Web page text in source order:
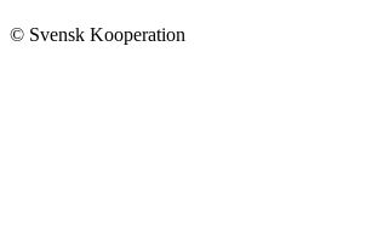
© Svensk Kooperation